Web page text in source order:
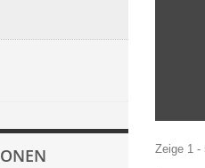
Zeige 1 -